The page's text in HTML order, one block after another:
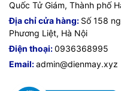
Quốc Tử Giám, Thành phố
Địa chỉ cửa hàng: Số 158
Phương Liệt, Hà Nội
Điện thoại:0936368995
Email:admin@dienmay.xyz